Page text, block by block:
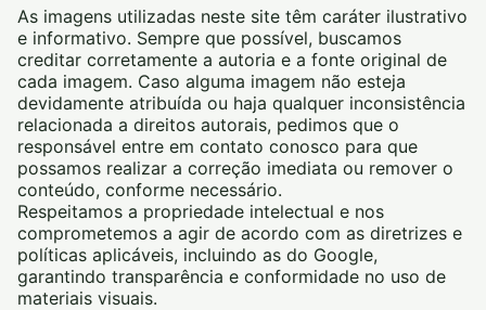
As imagens utilizadas neste site têm caráter ilustrativo
e informativo. Sempre que possível, buscamos
creditar corretamente a autoria e a fonte original de
cada imagem. Caso alguma imagem não esteja
devidamente atribuída ou haja qualquer inconsistência
relacionada a direitos autorais, pedimos que o
responsável entre em contato conosco para que
possamos realizar a correção imediata ou remover o
conteúdo, conforme necessário.
Respeitamos a propriedade intelectual e nos
comprometemos a agir de acordo com as diretrizes e
políticas aplicáveis, incluindo as do Google,
garantindo transparência e conformidade no uso de
materiais visuais.